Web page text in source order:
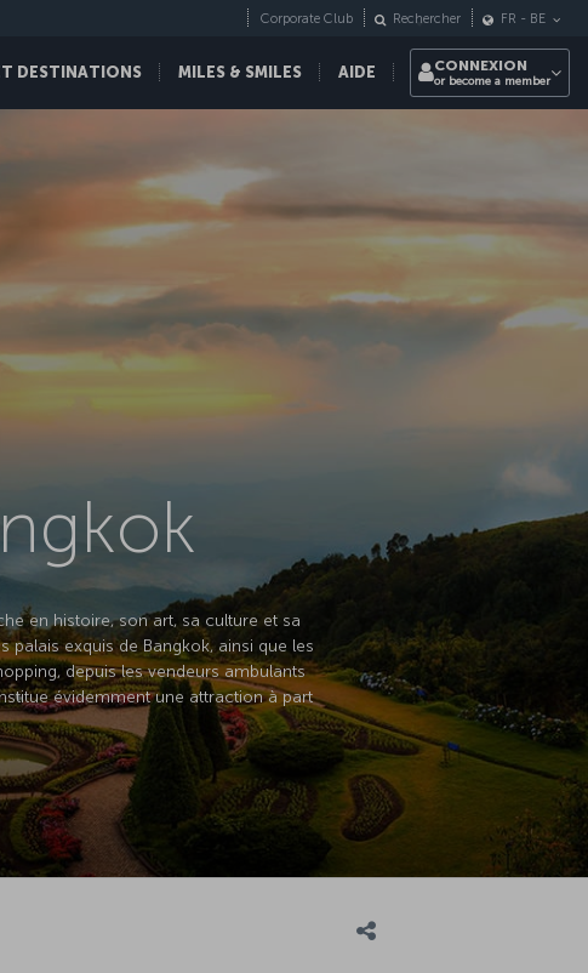
DESTINATIONS MILES & SMILES AIDE
Corporate Club Rechercher FR - BE
CONNEXION
or become a member
en histoire, son art, sa culture et sa
exquis de Bangkok, ainsi que les
depuis les vendeurs ambulants
évidemment une attraction à part